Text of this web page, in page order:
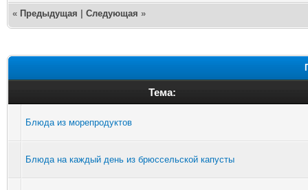
« Предыдущая Следующая »
Тема:
Блюда из морепродуктов
Блюда на каждый день из брюссельской капусты